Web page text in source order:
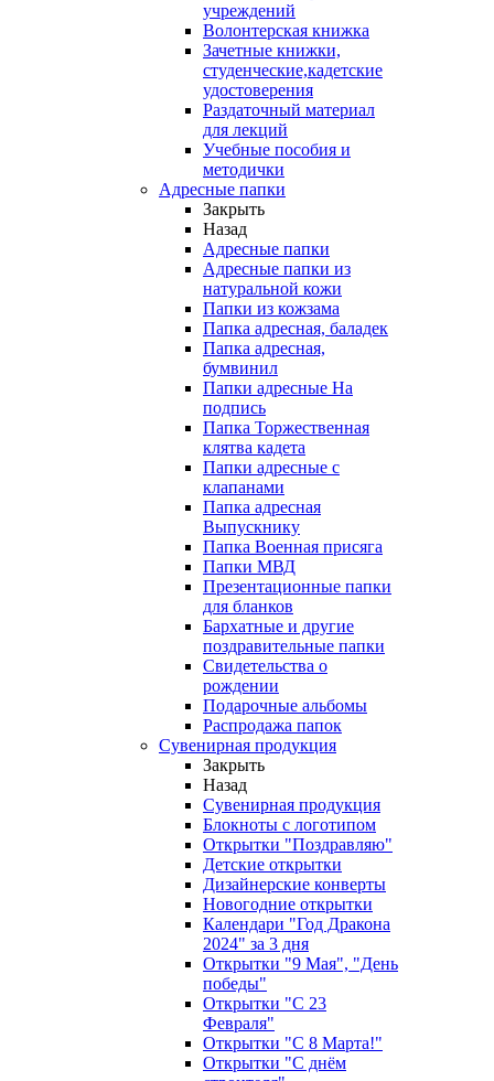
учреждений
Волонтерская книжка
Зачетные книжки,
студенческие,кадетские
удостоверения
Раздаточный материал
для лекций
Учебные пособия и
методички
Адресные папки
Закрыть
Назад
Адресные папки
Адресные папки из
натуральной кожи
Папки из кожзама
Папка адресная, баладек
Папка адресная,
бумвинил
Папки адресные На
подпись
Папка Торжественная
клятва кадета
Папки адресные с
клапанами
Папка адресная
Выпускнику
Папка Военная присяга
Папки МВД
Презентационные папки
для бланков
Бархатные и другие
поздравительные папки
Свидетельства о
рождении
Подарочные альбомы
Распродажа папок
Сувенирная продукция
Закрыть
Назад
Сувенирная продукция
Блокноты с логотипом
Открытки "Поздравляю"
Детские открытки
Дизайнерские конверты
Новогодние открытки
Календари "Год Дракона
2024" за 3 дня
Открытки "9 Мая", "День
победы"
Открытки "С 23
Февраля"
Открытки "С 8 Марта!"
Открытки "С днём